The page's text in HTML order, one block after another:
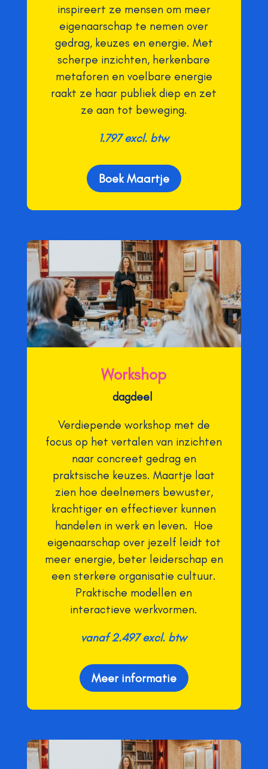
inspireert ze mensen om meer
eigenaarschap te nemen over
gedrag, keuzes en energie. Met
scherpe inzichten, herkenbare
metaforen en voelbare energie
raakt ze haar publiek diep en zet
ze aan tot beweging.
1.797 excl. btw
Boek Maartje
Workshop
dagdeel
Verdiepende workshop met de
focus op het vertalen van inzichten
naar concreet gedrag en
praktsische keuzes. Maartje laat
zien hoe deelnemers bewuster,
krachtiger en effectiever kunnen
handelen in werk en leven. Hoe
eigenaarschap over jezelf leidt tot
meer energie, beter leiderschap en
een sterkere organisatie cultuur.
Praktische modellen en
interactieve werkvormen.
vanaf 2.497 excl. btw
Meer informatie